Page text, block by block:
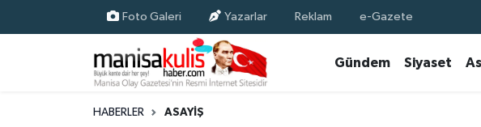
Foto Galeri Yazarlar Reklam e-Gazete
Gündem Siyaset
HABERLER ASAYIŞ
Yunusemre Nöbetçi Eczaneler